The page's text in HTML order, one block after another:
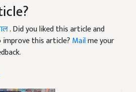
. Did you liked this article and
this article? Mailme your